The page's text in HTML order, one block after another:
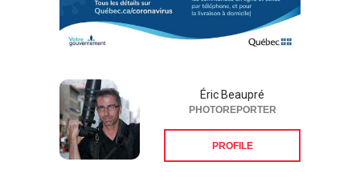
Éric Beaupré
PHOTOREPORTER
PROFILE